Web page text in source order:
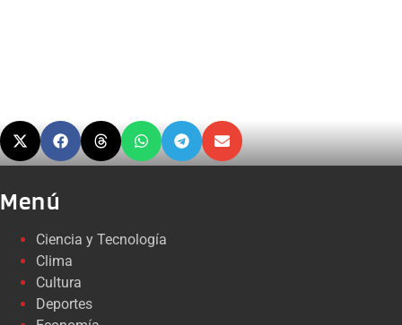
Menú
Ciencia y Tecnología
Clima
Cultura
Deportes